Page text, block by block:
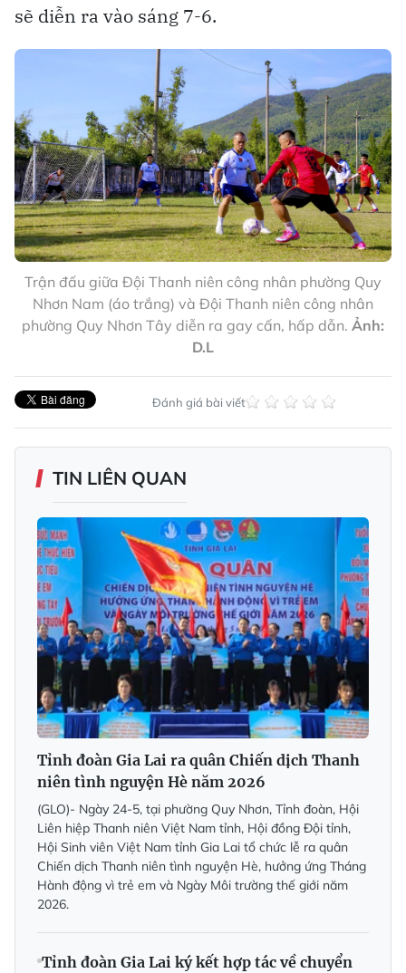
sẽ diễn ra vào sáng 7-6.
Trận đấu giữa Đội Thanh niên công nhân phường Quy
Nhơn Nam (áo trắng) và Đội Thanh niên công nhân
phường Quy Nhơn Tây diễn ra gay cấn, hấp dẫn. Ảnh:
D.L
Đánh giá bài viết
TIN LIÊN QUAN
Tỉnh đoàn Gia Lai ra quân Chiến dịch Thanh
niên tình nguyện Hè năm 2026
(GLO)- Ngày 24-5, tại phường Quy Nhơn, Tỉnh đoàn, Hội
Liên hiệp Thanh niên Việt Nam tỉnh, Hội đồng Đội tỉnh,
Hội Sinh viên Việt Nam tỉnh Gia Lai tổ chức lễ ra quân
Chiến dịch Thanh niên tình nguyện Hè, hưởng ứng Tháng
Hành động vì trẻ em và Ngày Môi trường thế giới năm
2026.
Tỉnh đoàn Gia Lai ký kết hợp tác về chuyển